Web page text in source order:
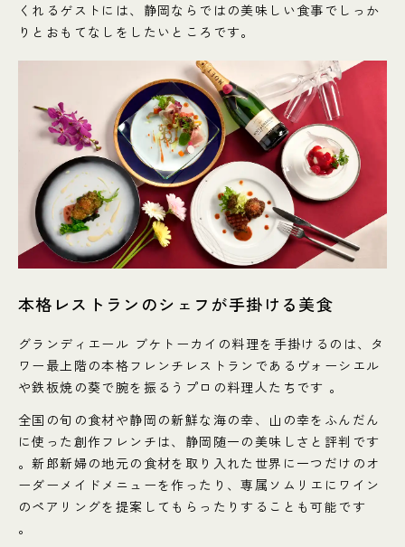
くれるゲストには、静岡ならではの美味しい食事でしっか
りとおもてなしをしたいところです。
本格レストランのシェフが手掛ける美食
グランディエール ブケトーカイの料理を手掛けるのは、タ
ワー最上階の本格フレンチレストランであるヴォーシエル
や鉄板焼の葵で腕を振るうプロの料理人たちです 。
全国の旬の食材や静岡の新鮮な海の幸、山の幸をふんだん
に使った創作フレンチは、静岡随一の美味しさと評判です
。新郎新婦の地元の食材を取り入れた世界に一つだけのオ
ーダーメイドメニューを作ったり、専属ソムリエにワイン
のペアリングを提案してもらったりすることも可能です
。